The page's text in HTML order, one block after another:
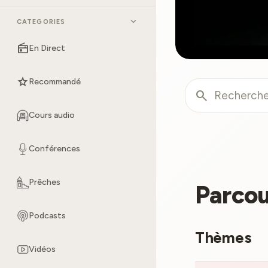
CATEGORIES expand_more
radioEn Direct
starRecommandé
Cours audio
Conférences
Prêches
Podcasts
Vidéos
search
Thèmes